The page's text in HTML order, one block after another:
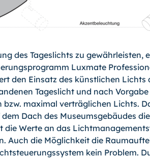
des Tageslichts zu gewährleisten,
Luxmate
den Einsatz des künstlichen Lichts
Tageslicht und nach
bzw. maximal verträglichen Lichts.
Dach des Museumsgebäudes
die Werte an das
Auch die Möglichkeit die
kein Problem.